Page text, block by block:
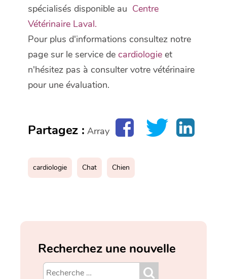
spécialisés disponible au Centre
Vétérinaire Laval.
Pour plus d'informations consultez notre
page sur le service de cardiologie et
n'hésitez pas à consulter votre vétérinaire
pour une évaluation.
Partagez : Array
cardiologie Chat Chien
Recherchez une nouvelle